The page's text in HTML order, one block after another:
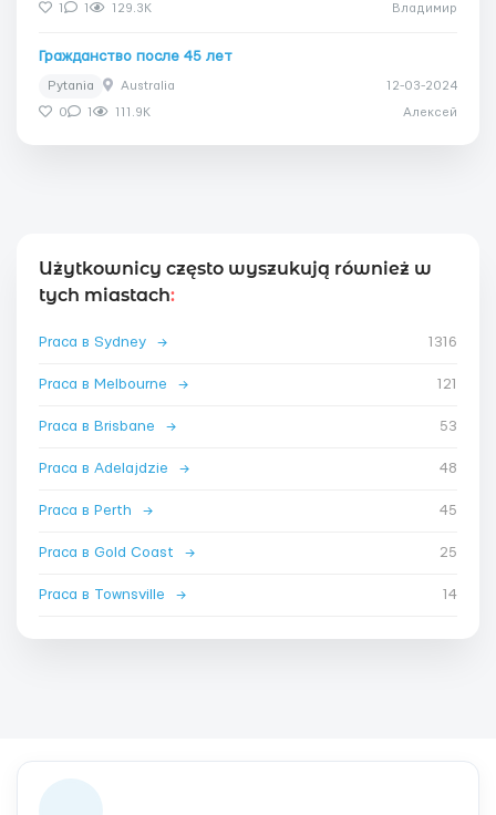
1 1 129.3K Владимир
Гражданство после 45 лет
Pytania Australia 12-03-2024
0 1 111.9K Алексей
Użytkownicy często wyszukują również w
tych miastach:
Praca в Sydney → 1316
Praca в Melbourne → 121
Praca в Brisbane → 53
Praca в Adelajdzie → 48
Praca в Perth → 45
Praca в Gold Coast → 25
Praca в Townsville → 14